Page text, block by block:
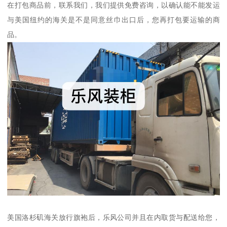
在打包商品前，联系我们，我们提供免费咨询，以确认能不能发运
与美国纽约的海关是不是同意丝巾出口后，您再打包要运输的商
品。
美国洛杉矶海关放行旗袍后，乐风公司并且在内取货与配送给您，